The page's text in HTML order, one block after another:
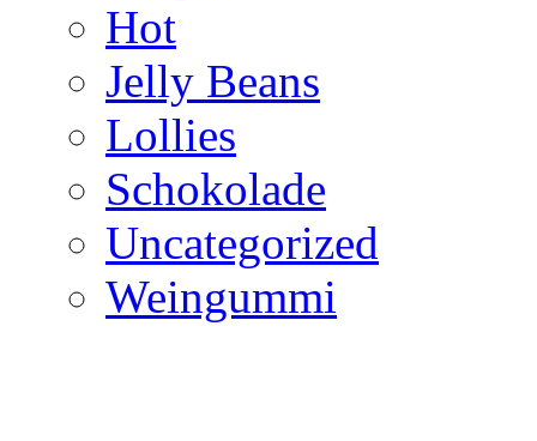
Hot
Jelly Beans
Lollies
Schokolade
Uncategorized
Weingummi